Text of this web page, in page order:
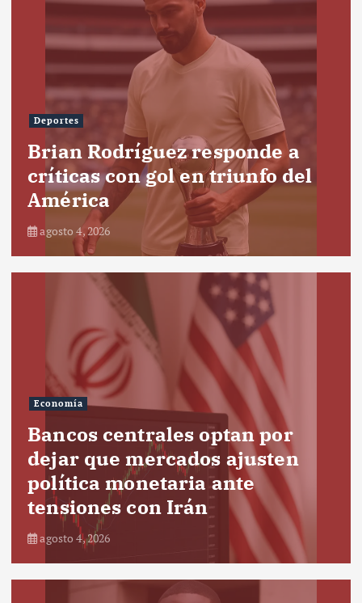
Deportes
Brian Rodríguez responde a
críticas con gol en triunfo del
América
agosto 4, 2026
Economía
Bancos centrales optan por
dejar que mercados ajusten
política monetaria ante
tensiones con Irán
agosto 4, 2026